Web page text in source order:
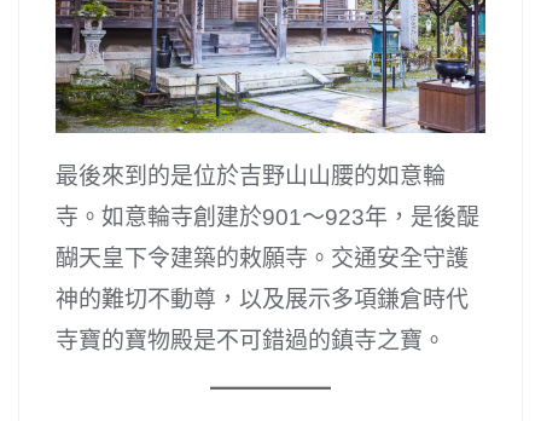
最後來到的是位於吉野山山腰的如意輪
寺。如意輪寺創建於901～923年，是後醍
醐天皇下令建築的敕願寺。交通安全守護
神的難切不動尊，以及展示多項鎌倉時代
寺寶的寶物殿是不可錯過的鎮寺之寶。